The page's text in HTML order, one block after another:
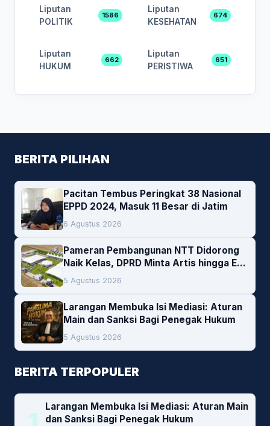
Liputan
POLITIK
1586
Liputan
KESEHATAN
674
Liputan
HUKUM
662
Liputan
PERISTIWA
651
BERITA PILIHAN
Pacitan Tembus Peringkat 38 Nasional
EPPD 2024, Masuk 11 Besar di Jatim
6 Agustus 2026
Pameran Pembangunan NTT Didorong
Naik Kelas, DPRD Minta Artis hingga EO
Lokal Jadi Prioritas
5 Agustus 2026
Larangan Membuka Isi Mediasi: Aturan
Main dan Sanksi Bagi Penegak Hukum
5 Agustus 2026
BERITA TERPOPULER
Larangan Membuka Isi Mediasi: Aturan Main
dan Sanksi Bagi Penegak Hukum